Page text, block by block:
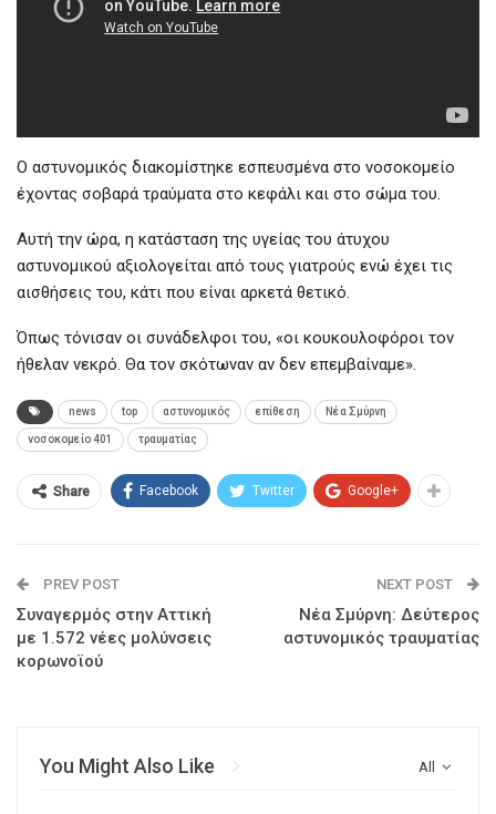
Ο αστυνομικός διακομίστηκε εσπευσμένα στο νοσοκομείο
έχοντας σοβαρά τραύματα στο κεφάλι και στο σώμα του.
Αυτή την ώρα, η κατάσταση της υγείας του άτυχου
αστυνομικού αξιολογείται από τους γιατρούς ενώ έχει τις
αισθήσεις του, κάτι που είναι αρκετά θετικό.
Όπως τόνισαν οι συνάδελφοι του, «οι κουκουλοφόροι τον
ήθελαν νεκρό. Θα τον σκότωναν αν δεν επεμβαίναμε».
news top αστυνομικός επίθεση Νέα Σμύρνη
νοσοκομείο 401 τραυματίας
Share Facebook Twitter Google+
PREV POST
Συναγερμός στην Αττική
με 1.572 νέες μολύνσεις
κορωνοϊού
NEXT POST
Νέα Σμύρνη: Δεύτερος
αστυνομικός τραυματίας
All
You Might Also Like